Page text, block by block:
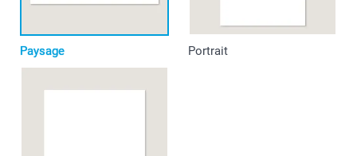
Paysage Portrait